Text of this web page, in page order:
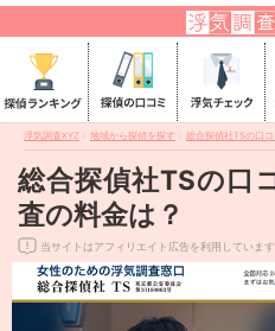
浮気調査XYZ > 地域から探偵を探す 総合探偵社TSの口
総合探偵社TSの口
査の料金は？
当サイトはアフィリエイト広告を利用しています